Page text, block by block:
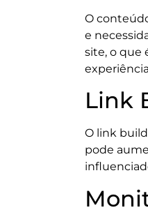
O
e
site, o que
Link
O link
pode